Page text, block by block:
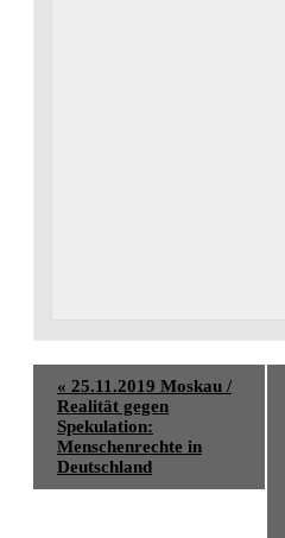
« 25.11.2019 Moskau /
Realität gegen
Spekulation:
Menschenrechte in
Deutschland